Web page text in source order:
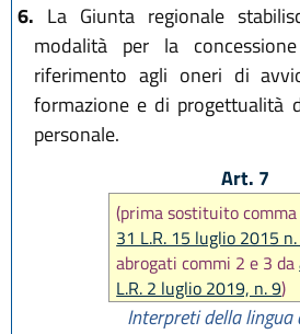
6. La Giunta regionale
modalità per la
riferimento agli oneri di
formazione e di progettualità
personale.
Art. 7
(prima sostituito
31 L.R. 15 luglio 2015
abrogati commi 2 e 3 da
L.R. 2 luglio 2019, n. 9)
Interpreti della lingua